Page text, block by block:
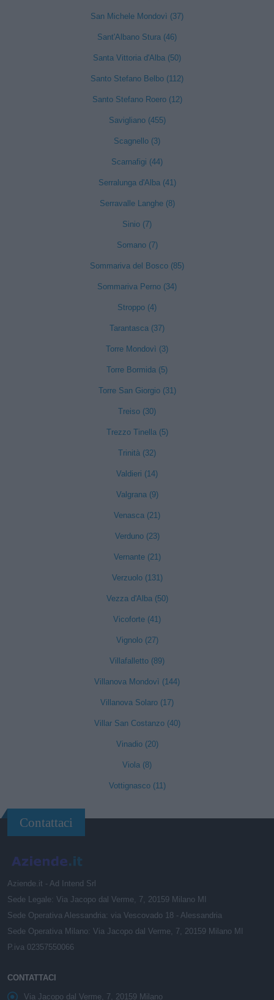
San Michele Mondovì (37)
Sant'Albano Stura (46)
Santa Vittoria d'Alba (50)
Santo Stefano Belbo (112)
Santo Stefano Roero (12)
Savigliano (455)
Scagnello (3)
Scarnafigi (44)
Serralunga d'Alba (41)
Serravalle Langhe (8)
Sinio (7)
Somano (7)
Sommariva del Bosco (85)
Sommariva Perno (34)
Stroppo (4)
Tarantasca (37)
Torre Mondovì (3)
Torre Bormida (5)
Torre San Giorgio (31)
Treiso (30)
Trezzo Tinella (5)
Trinità (32)
Valdieri (14)
Valgrana (9)
Venasca (21)
Verduno (23)
Vernante (21)
Verzuolo (131)
Vezza d'Alba (50)
Vicoforte (41)
Vignolo (27)
Villafalletto (89)
Villanova Mondovì (144)
Villanova Solaro (17)
Villar San Costanzo (40)
Vinadio (20)
Viola (8)
Vottignasco (11)
Contattaci
Aziende.it - Ad Intend Srl
Sede Legale: Via Jacopo dal Verme, 7, 20159 Milano MI
Sede Operativa Alessandria: via Vescovado 18 - Alessandria
Sede Operativa Milano: Via Jacopo dal Verme, 7, 20159 Milano MI
P.iva 02357550066
CONTATTACI
Via Jacopo dal Verme, 7, 20159 Milano